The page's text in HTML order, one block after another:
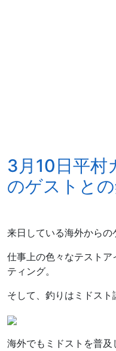
3月10日平村
のゲストとの
来日している海外からの
仕事上の色々なテスト
ティング。
そして、釣りはミドスト
海外でもミドストを普